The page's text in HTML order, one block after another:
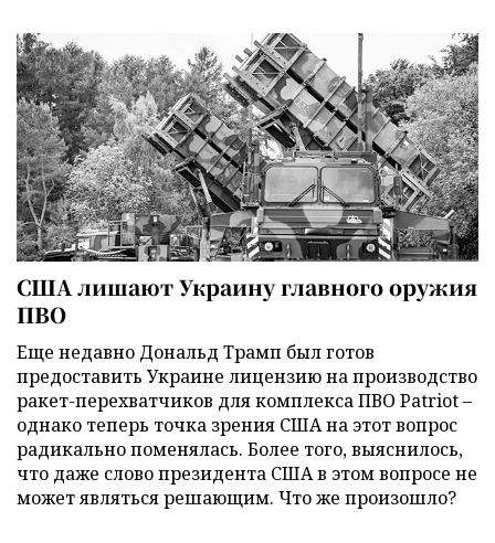
США лишают Украину главного оружия
ПВО
Еще недавно Дональд Трамп был готов
предоставить Украине лицензию на производство
ракет-перехватчиков для комплекса ПВО Patriot –
однако теперь точка зрения США на этот вопрос
радикально поменялась. Более того, выяснилось,
что даже слово президента США в этом вопросе не
может являться решающим. Что же произошло?